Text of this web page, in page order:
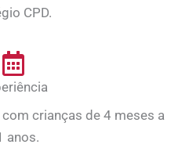
CPD.
crianças de 4 meses a
anos.